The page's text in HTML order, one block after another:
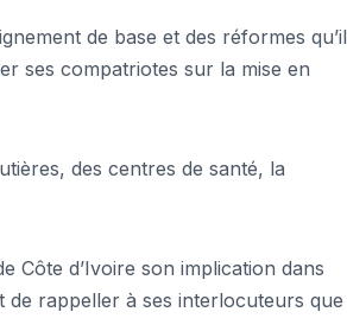
de base et des réformes qu’il
ses compatriotes sur la mise en
des centres de santé, la
Côte d’Ivoire son implication dans
de rappeller à ses interlocuteurs que